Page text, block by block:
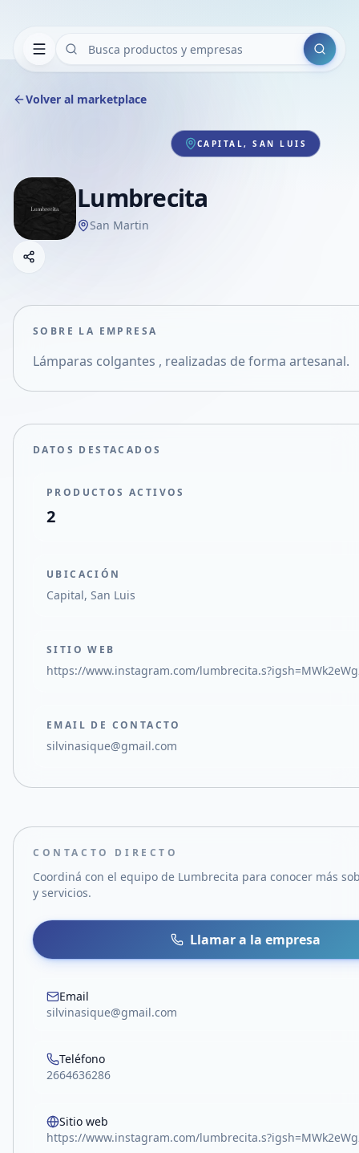
Buscar
Volver al marketplace
CAPITAL, SAN LUIS
Lumbrecita
San Martin
Compartir empresa
Compartir en X
SOBRE LA EMPRESA
Lámparas colgantes , realizadas de forma artesanal.
DATOS DESTACADOS
PRODUCTOS ACTIVOS
2
UBICACIÓN
Capital, San Luis
SITIO WEB
https://www.instagram.com/
EMAIL DE CONTACTO
silvinasique@gmail.com
CONTACTO DIRECTO
Coordiná con el equipo de Lumbrecita para conocer más
y servicios.
Llamar a la empresa
Email
silvinasique@gmail.com
Teléfono
2664636286
Sitio web
https://www.instagram.com/